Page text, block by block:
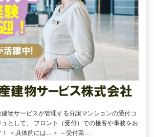
物サービスが管理する分譲マンションの受付コ
ュとして、 フロント（受付）での接客や事務をお
！ ＜具体的には…＞ ～受付業…